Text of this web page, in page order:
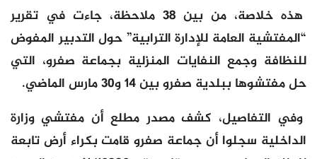
هذه خلاصة، من بين 38 ملاحظة، جاءت في تقرير
“المفتشية العامة للإدارة الترابية” حول التدبير المفوض
للنظافة وجمع النفايات المنزلية بجماعة صفرو، التي
حل مفتشوها ببلدية صفرو بين 14 و30 مارس الماضي.
وفي التفاصيل، كشف مصدر مطلع أن مفتشي وزارة
الداخلية سجلوا أن جماعة صفرو قامت بكراء أرض تابعة